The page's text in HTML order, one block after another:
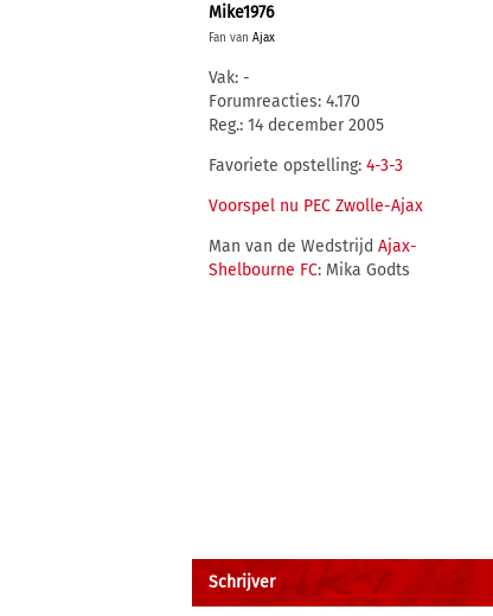
Mike1976
Fan van Ajax
Vak: -
Forumreacties: 4.170
Reg.: 14 december 2005
Favoriete opstelling: 4-3-3
Voorspel nu PEC Zwolle-Ajax
Man van de Wedstrijd Ajax-
Shelbourne FC: Mika Godts
Schrijver